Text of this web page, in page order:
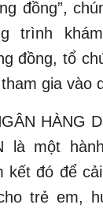
đồng”,
trình
đồng, tổ
gia vào
HÀNG
là một
kết đó để
trẻ em,